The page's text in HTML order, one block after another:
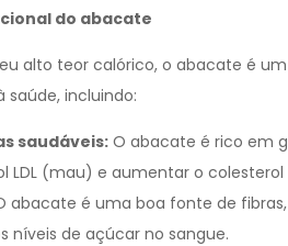
do abacate
alto teor calórico, o abacate é
saúde, incluindo:
saudáveis:O abacate é rico em
LDL (mau) e aumentar o colesterol
abacate é uma boa fonte de
níveis de açúcar no sangue.